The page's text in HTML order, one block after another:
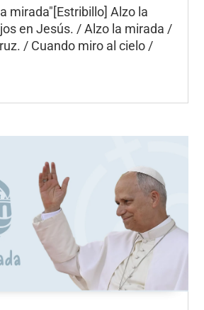
mirada"[Estribillo] Alzo la
en Jesús. / Alzo la mirada /
/ Cuando miro al cielo /